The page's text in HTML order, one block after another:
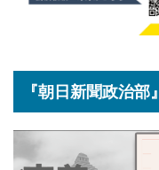
『朝日新聞政治部』